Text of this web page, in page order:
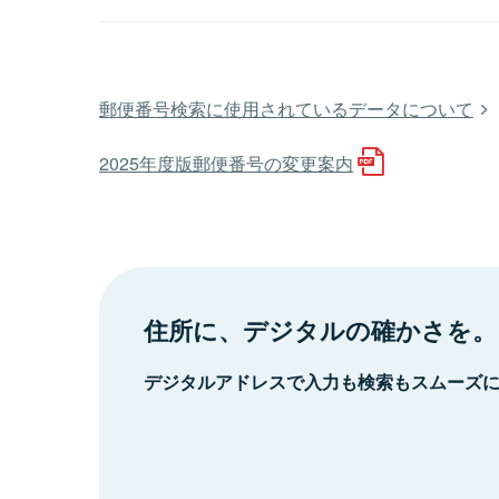
郵便番号検索に使用されているデータについて
2025年度版郵便番号の変更案内
住所に、デジタルの確かさを。
デジタルアドレスで入力も検索もスムーズ